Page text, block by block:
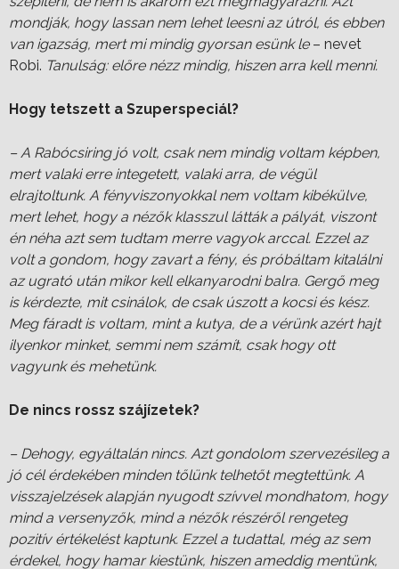
mondják, hogy lassan nem lehet leesni az útról, és ebben
van igazság, mert mi mindig gyorsan esünk le– nevet
Robi. Tanulság: előre nézz mindig, hiszen arra kell menni.
Hogy tetszett a Szuperspeciál?
– A Rabócsiring jó volt, csak nem mindig voltam képben,
mert valaki erre integetett, valaki arra, de végül
elrajtoltunk. A fényviszonyokkal nem voltam kibékülve,
mert lehet, hogy a nézők klasszul látták a pályát, viszont
én néha azt sem tudtam merre vagyok arccal. Ezzel az
volt a gondom, hogy zavart a fény, és próbáltam kitalálni
az ugrató után mikor kell elkanyarodni balra. Gergő meg
is kérdezte, mit csinálok, de csak úszott a kocsi és kész.
Meg fáradt is voltam, mint a kutya, de a vérünk azért hajt
ilyenkor minket, semmi nem számít, csak hogy ott
vagyunk és mehetünk.
De nincs rossz szájízetek?
– Dehogy, egyáltalán nincs. Azt gondolom szervezésileg a
jó cél érdekében minden tőlünk telhetőt megtettünk. A
visszajelzések alapján nyugodt szívvel mondhatom, hogy
mind a versenyzők, mind a nézők részéről rengeteg
pozitív értékelést kaptunk. Ezzel a tudattal, még az sem
érdekel, hogy hamar kiestünk, hiszen ameddig mentünk,